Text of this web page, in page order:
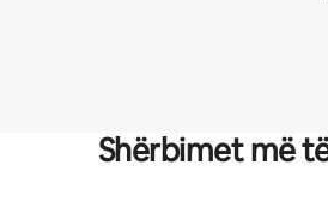
Shërbimet më